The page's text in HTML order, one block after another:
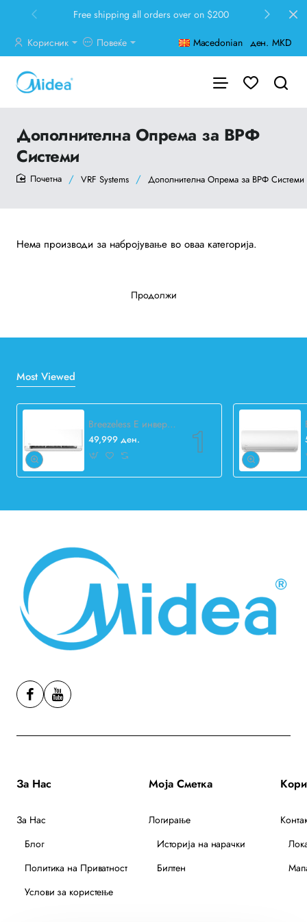
all orders over on $200 30 days easy
Корисник Повеќе Macedonian ден. MKD
Дополнителна Опрема за ВРФ
Системи
VRF Systems Дополнителна Опрема за ВРФ Системи
Нема производи за набројување во оваа категорија.
Продолжи
Most Viewed
Breezeless E инвертер 12.000 BTU
49,999 ден.
За Нас
За Нас
Блог
Политика на Приватност
Услови за користење
Моја Сметка
Логирање
Историја на нарачки
Билтен